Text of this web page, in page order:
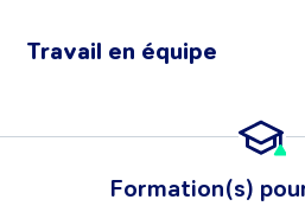
Travail en équipe
Formation(s)